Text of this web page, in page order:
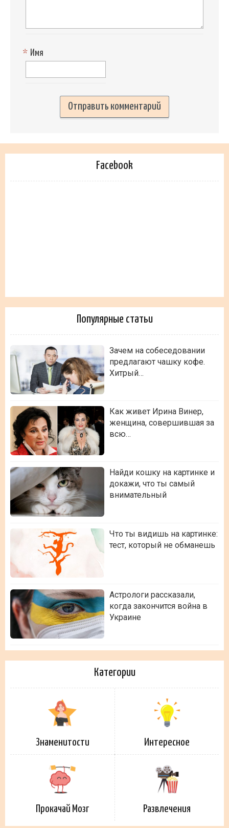
Имя
*
Facebook
Популярные статьи
Зачем на собеседовании
предлагают чашку кофе.
Хитрый…
Как живет Ирина Винер,
женщина, совершившая за
всю…
Найди кошку на картинке и
докажи, что ты самый
внимательный
Что ты видишь на картинке:
тест, который не обманешь
Астрологи рассказали,
когда закончится война в
Украине
Категории
Знаменитости Интересное
Прокачай Мозг Развлечения